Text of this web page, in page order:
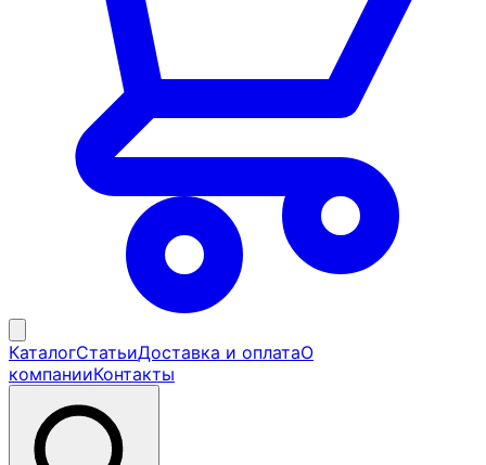
КаталогСтатьиДоставка и оплатаО
компанииКонтакты